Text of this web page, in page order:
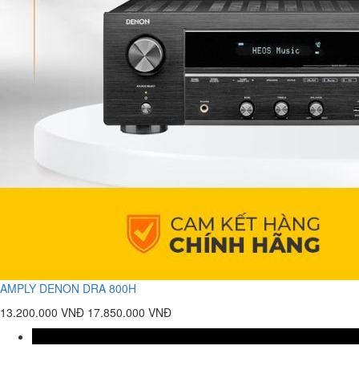
AMPLY DENON DRA 800H
13.200.000 VNĐ 17.850.000 VNĐ